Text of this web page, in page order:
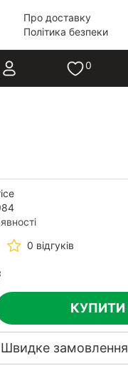
Про доставку
Політика безпеки
0
0 відгуків
КУПИТИ
Швидке замовлення